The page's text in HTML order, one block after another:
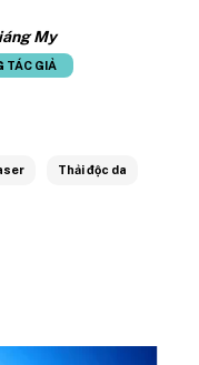
My
TÁC GIẢ
Thải độc da